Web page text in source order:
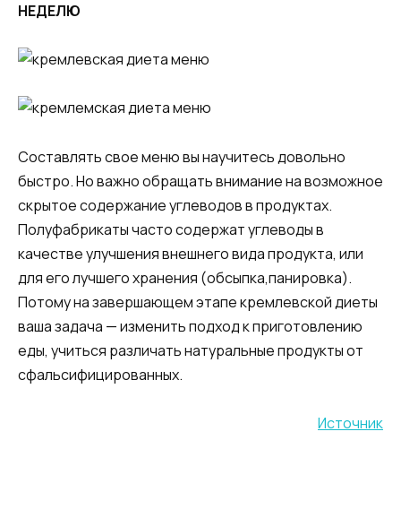
НЕДЕЛЮ
Составлять свое меню вы научитесь довольно
быстро. Но важно обращать внимание на возможное
скрытое содержание углеводов в продуктах.
Полуфабрикаты часто содержат углеводы в
качестве улучшения внешнего вида продукта, или
для его лучшего хранения (обсыпка,панировка).
Потому на завершающем этапе кремлевской диеты
ваша задача — изменить подход к приготовлению
еды, учиться различать натуральные продукты от
сфальсифицированных.
Источник